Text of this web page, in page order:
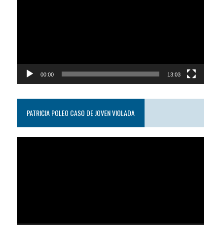
00:00 13:03
PATRICIA POLEO CASO DE JOVEN VIOLADA